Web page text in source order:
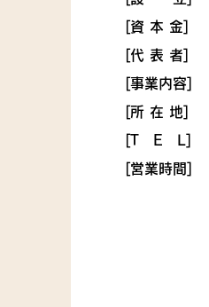
[資 本 金]
[代 表 者]
[事業内容]
[所 在 地]
[T E L]
​[営業時間]